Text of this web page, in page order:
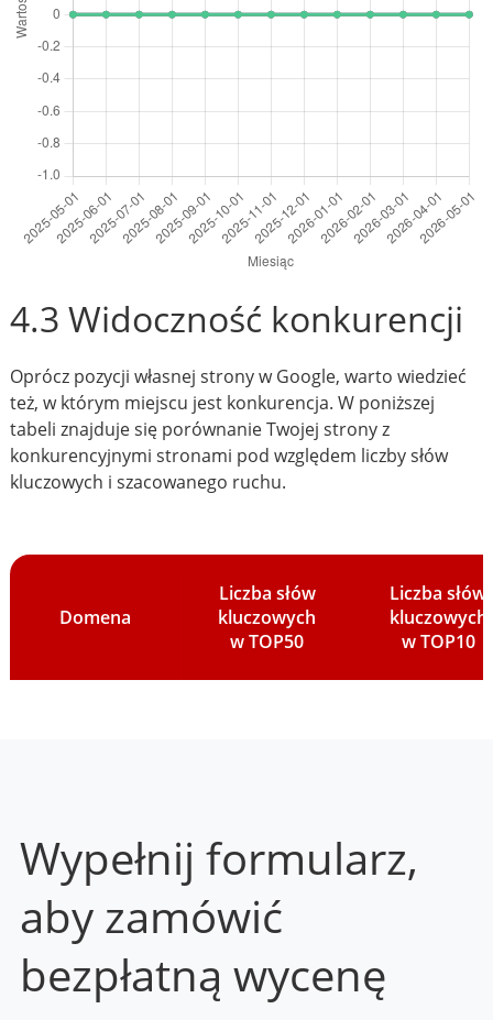
4.3 Widoczność konkurencji
Oprócz pozycji własnej strony w Google, warto wiedzieć
też, w którym miejscu jest konkurencja. W poniższej
tabeli znajduje się porównanie Twojej strony z
konkurencyjnymi stronami pod względem liczby słów
kluczowych i szacowanego ruchu.
Domena
Liczba słów
kluczowych
w TOP50
Liczba słów
kluczowych
w TOP10
Wypełnij formularz,
aby zamówić
bezpłatną wycenę